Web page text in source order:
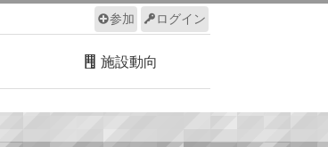
ログイン
参加
施設動向
サイトについて